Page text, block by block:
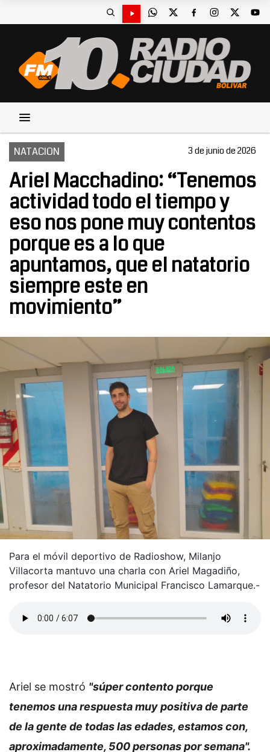
NATACION 3 de junio de 2026
Ariel Macchadino: “Tenemos
actividad todo el tiempo y
eso nos pone muy contentos
porque es a lo que
apuntamos, que el natatorio
siempre este en
movimiento”
Para el móvil deportivo de Radioshow, Milanjo
Villacorta mantuvo una charla con Ariel Magadiño,
profesor del Natatorio Municipal Francisco Lamarque.-
Ariel se mostró "súper contento porque
tenemos una respuesta muy positiva de parte
de la gente de todas las edades, estamos con,
aproximadamente, 500 personas por semana".